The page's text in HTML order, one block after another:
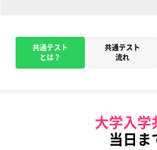
共通テスト
とは？
共通テスト
流れ
大学入学
当日ま